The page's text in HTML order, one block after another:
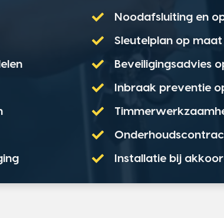
Noodafsluiting en
Sleutelplan op maat
Beveiligingsadvies
Inbraak preventie
Installatie bij